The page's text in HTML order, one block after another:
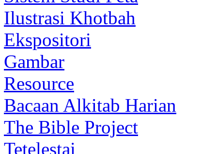
Ilustrasi Khotbah
Ekspositori
Gambar
Resource
Bacaan Alkitab Harian
The Bible Project
Tetelestai